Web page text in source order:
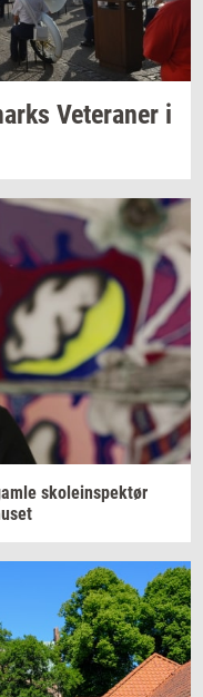
Ve­te­ra­ner i
sko­le­in­spek­tør